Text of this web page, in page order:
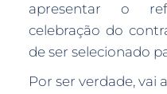
apresentar o
celebração do
de ser selecionado
Por ser verdade, vai